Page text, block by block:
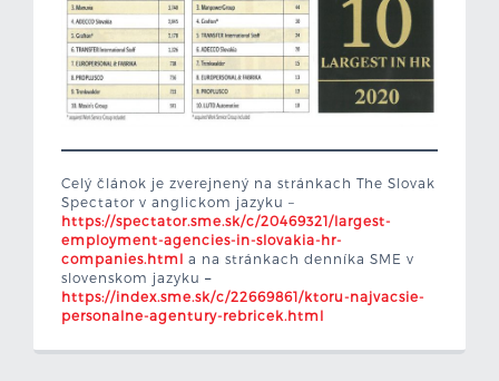
Celý článok je zverejnený na stránkach The Slovak
Spectator v anglickom jazyku –
https://spectator.sme.sk/c/20469321/largest-
employment-agencies-in-slovakia-hr-
companies.html a na stránkach denníka SME v
slovenskom jazyku –
https://index.sme.sk/c/22669861/ktoru-najvacsie-
personalne-agentury-rebricek.html